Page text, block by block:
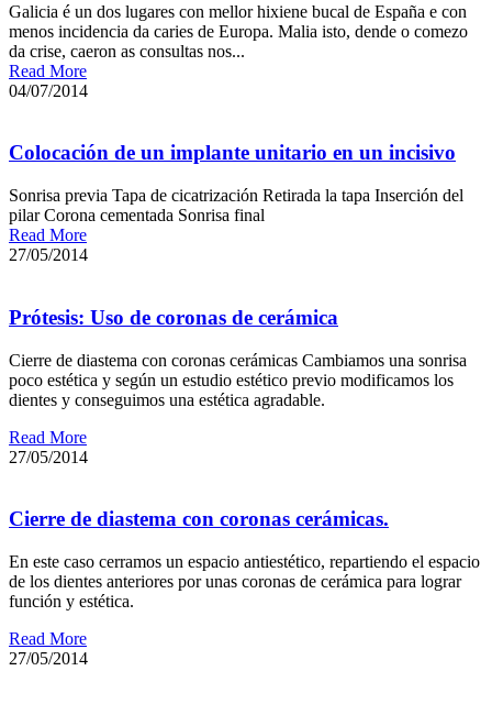
Galicia é un dos lugares con mellor hixiene bucal de España e con
menos incidencia da caries de Europa. Malia isto, dende o comezo
da crise, caeron as consultas nos...
Read More
04/07/2014
Colocación de un implante unitario en un incisivo
Sonrisa previa Tapa de cicatrización Retirada la tapa Inserción del
pilar Corona cementada Sonrisa final
Read More
27/05/2014
Prótesis: Uso de coronas de cerámica
Cierre de diastema con coronas cerámicas Cambiamos una sonrisa
poco estética y según un estudio estético previo modificamos los
dientes y conseguimos una estética agradable.
Read More
27/05/2014
Cierre de diastema con coronas cerámicas.
En este caso cerramos un espacio antiestético, repartiendo el espacio
de los dientes anteriores por unas coronas de cerámica para lograr
función y estética.
Read More
27/05/2014